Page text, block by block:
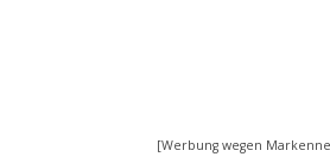
[Werbung wegen